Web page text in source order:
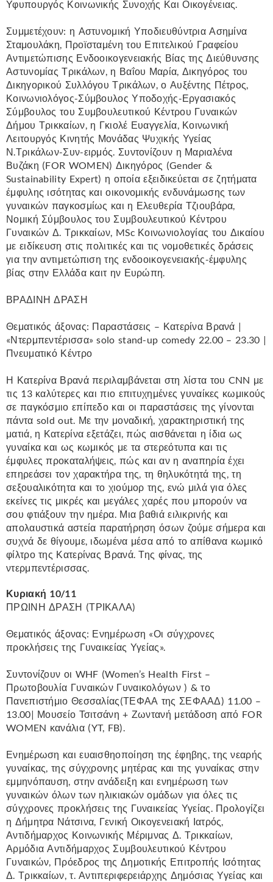
Υφυπουργός Κοινωνικής Συνοχής Και Οικογένειας.
Συμμετέχουν: η Αστυνομική Υποδιευθύντρια Ασημίνα
Σταμουλάκη, Προϊσταμένη του Επιτελικού Γραφείου
Αντιμετώπισης Ενδοοικογενειακής Βίας της Διεύθυνσης
Αστυνομίας Τρικάλων, η Βαΐου Μαρία, Δικηγόρος του
Δικηγορικού Συλλόγου Τρικάλων, ο Αυξέντης Πέτρος,
Κοινωνιολόγος-Σύμβουλος Υποδοχής-Εργασιακός
Σύμβουλος του Συμβουλευτικού Κέντρου Γυναικών
Δήμου Τρικκαίων, η Γκιολέ Ευαγγελία, Κοινωνική
Λειτουργός Κινητής Μονάδας Ψυχικής Υγείας
Ν.Τρικάλων-Συν-ειρμός. Συντονίζουν η Μαριαλένα
Βυζάκη (FOR WOMEN) Δικηγόρος (Gender &
Sustainability Expert) η οποία εξειδικεύεται σε ζητήματα
έμφυλης ισότητας και οικονομικής ενδυνάμωσης των
γυναικών παγκοσμίως και η Ελευθερία Τζιουβάρα,
Νομική Σύμβουλος του Συμβουλευτικού Κέντρου
Γυναικών Δ. Τρικκαίων, MSc Κοινωνιολογίας του Δικαίου
με ειδίκευση στις πολιτικές και τις νομοθετικές δράσεις
για την αντιμετώπιση της ενδοοικογενειακής-έμφυλης
βίας στην Ελλάδα καιτ ην Ευρώπη.
ΒΡΑΔΙΝΗ ΔΡΑΣΗ
Θεματικός άξονας: Παραστάσεις – Κατερίνα Βρανά |
«Ντερμπεντέρισσα» solo stand-up comedy 22.00 – 23.30 |
Πνευματικό Κέντρο
Η Κατερίνα Βρανά περιλαμβάνεται στη λίστα του CNN με
τις 13 καλύτερες και πιο επιτυχημένες γυναίκες κωμικούς
σε παγκόσμιο επίπεδο και οι παραστάσεις της γίνονται
πάντα sold out. Με την μοναδική, χαρακτηριστική της
ματιά, η Κατερίνα εξετάζει, πώς αισθάνεται η ίδια ως
γυναίκα και ως κωμικός με τα στερεότυπα και τις
έμφυλες προκαταλήψεις, πώς και αν η αναπηρία έχει
επηρεάσει τον χαρακτήρα της, τη θηλυκότητά της, τη
σεξουαλικότητα και το χιούμορ της, ενώ μιλά για όλες
εκείνες τις μικρές και μεγάλες χαρές που μπορούν να
σου φτιάξουν την ημέρα. Μια βαθιά ειλικρινής και
απολαυστικά αστεία παρατήρηση όσων ζούμε σήμερα και
συχνά δε θίγουμε, ιδωμένα μέσα από το απίθανα κωμικό
φίλτρο της Κατερίνας Βρανά. Της φίνας, της
ντερμπεντέρισσας.
Κυριακή 10/11
ΠΡΩΙΝΗ ΔΡΑΣΗ (ΤΡΙΚΑΛΑ)
Θεματικός άξονας: Ενημέρωση «Οι σύγχρονες
προκλήσεις της Γυναικείας Υγείας».
Συντονίζουν οι WHF (Women’s Health First –
Πρωτοβουλία Γυναικών Γυναικολόγων ) & το
Πανεπιστήμιο Θεσσαλίας(ΤΕΦΑΑ της ΣΕΦΑΑΔ) 11.00 –
13.00| Μουσείο Τσιτσάνη + Ζωντανή μετάδοση από FOR
WOMEN κανάλια (YT, FB).
Ενημέρωση και ευαισθηοποίηση της έφηβης, της νεαρής
γυναίκας, της σύγχρονης μητέρας και της γυναίκας στην
εμμηνόπαυση, στην ανάδειξη και ενημέρωση των
γυναικών όλων των ηλικιακών ομάδων για όλες τις
σύγχρονες προκλήσεις της Γυναικείας Υγείας. Προλογίζει
η Δήμητρα Νάτσινα, Γενική Οικογενειακή Ιατρός,
Αντιδήμαρχος Κοινωνικής Μέριμνας Δ. Τρικκαίων,
Αρμόδια Αντιδήμαρχος Συμβουλευτικού Κέντρου
Γυναικών, Πρόεδρος της Δημοτικής Επιτροπής Ισότητας
Δ. Τρικκαίων, τ. Αντιπεριφερειάρχης Δημόσιας Υγείας και